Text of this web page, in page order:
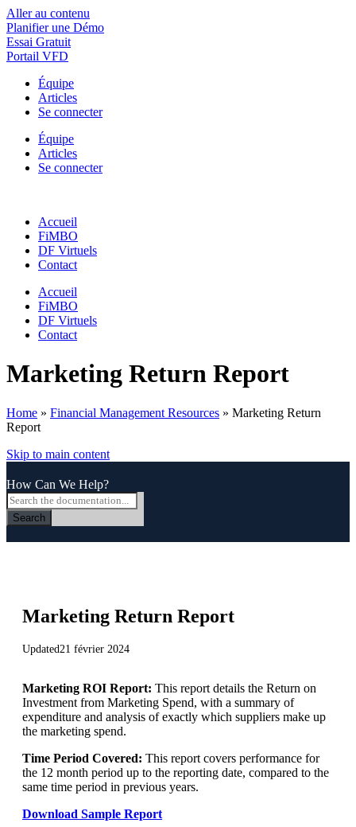
Aller au contenu
Planifier une Démo
Essai Gratuit
Portail VFD
Équipe
Articles
Se connecter
Équipe
Articles
Se connecter
Accueil
FiMBO
DF Virtuels
Contact
Accueil
FiMBO
DF Virtuels
Contact
Marketing Return Report
Home » Financial Management Resources » Marketing Return
Report
Skip to main content
How Can We Help?
Search
Marketing Return Report
Updated21 février 2024
Marketing ROI Report: This report details the Return on
Investment from Marketing Spend, with a summary of
expenditure and analysis of exactly which suppliers make up
the marketing spend.
Time Period Covered: This report covers performance for
the 12 month period up to the reporting date, compared to the
same time period in previous years.
Download Sample Report